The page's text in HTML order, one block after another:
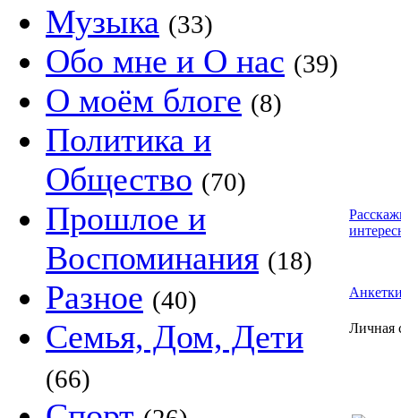
Музыка (33)
Обо мне и О нас (39)
О моём блоге (8)
Политика и
Общество (70)
Прошлое и
Воспоминания (18)
Разное (40)
Семья, Дом, Дети
(66)
Личная